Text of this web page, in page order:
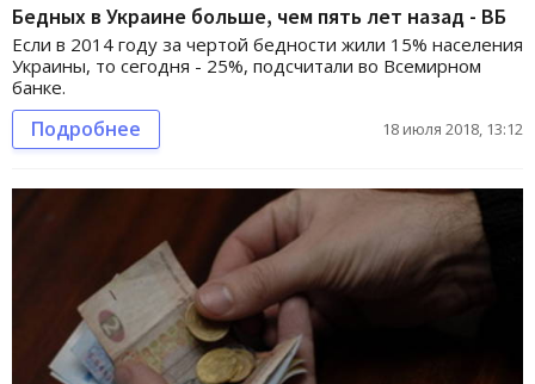
Бедных в Украине больше, чем пять лет назад - ВБ
Если в 2014 году за чертой бедности жили 15% населения
Украины, то сегодня - 25%, подсчитали во Всемирном
банке.
Подробнее 18 июля 2018, 13:12